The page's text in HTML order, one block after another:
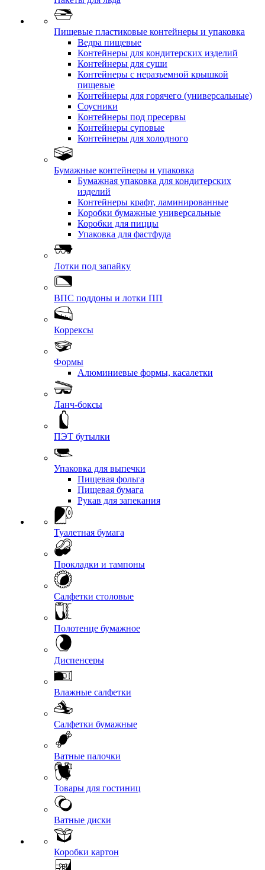
Пищевые пластиковые контейнеры и упаковка
Ведра пищевые
Контейнеры для кондитерских изделий
Контейнеры для суши
Контейнеры с неразъемной крышкой
пищевые
Контейнеры для горячего (универсальные)
Соусники
Контейнеры под пресервы
Контейнеры суповые
Контейнеры для холодного
Бумажные контейнеры и упаковка
Бумажная упаковка для кондитерских
изделий
Контейнеры крафт, ламинированные
Коробки бумажные универсальные
Коробки для пиццы
Упаковка для фастфуда
Лотки под запайку
ВПС поддоны и лотки ПП
Коррексы
Формы
Алюминиевые формы, касалетки
Ланч-боксы
ПЭТ бутылки
Упаковка для выпечки
Пищевая фольга
Пищевая бумага
Рукав для запекания
Туалетная бумага
Прокладки и тампоны
Салфетки столовые
Полотенце бумажное
Диспенсеры
Влажные салфетки
Салфетки бумажные
Ватные палочки
Товары для гостиниц
Ватные диски
Коробки картон